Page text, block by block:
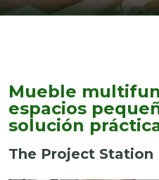
Mueble
espacios
solución
The Project Station